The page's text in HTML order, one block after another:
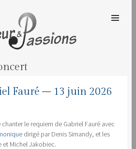
CONTENT
Fauré – 13 juin 2026
le requiem de Gabriel Fauré avec
dirigé par Denis Simandy, et les
et Michel Jakobiec.